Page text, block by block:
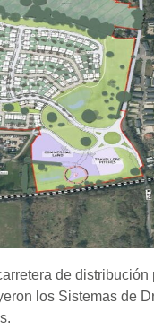
de distribución
los Sistemas de